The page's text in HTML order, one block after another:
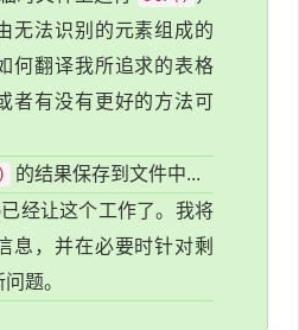
无法识别的元素组成的
何翻译我所追求的表格
者有没有更好的方法可
的结果保存到文件中...
经让这个工作了。我将
息，并在必要时针对剩
题。